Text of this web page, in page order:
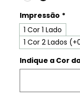
Impressão *
1 Cor 1 Lado
1 Cor 2 Lados
Indique a Cor